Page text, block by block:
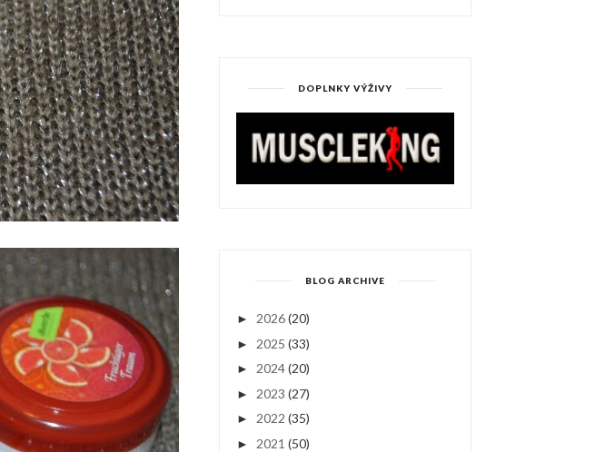
DOPLNKY VÝŽIVY
BLOG ARCHIVE
► 2026(20)
► 2025 (33)
► 2024(20)
► 2023 (27)
► 2022 (35)
► 2021 (50)